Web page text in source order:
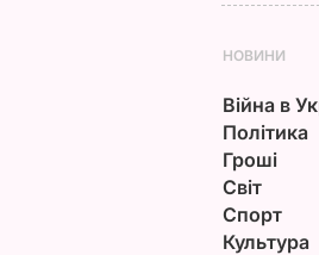
НОВИНИ
Війна в
Політика
Гроші
Світ
Спорт
Культура